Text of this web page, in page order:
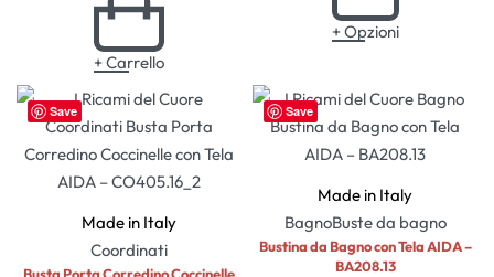
+ Carrello
+ Opzioni
Save
Made in Italy
Coordinati
Save
Made in Italy
BagnoBuste da bagno
Bustina da Bagno con Tela AIDA –
BA208.13